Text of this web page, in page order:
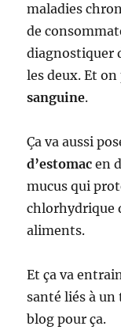
maladies
de
diagnostiquer
les deux. Et
sanguine.
Ça va aussi
d’estomac en
mucus qui
chlorhydrique
aliments.
Et ça va
santé liés à
blog pour ça.